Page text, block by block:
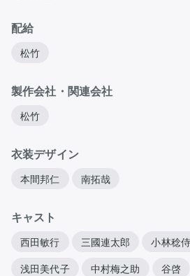
配給
松竹
製作会社・関連会社
松竹
衣装デザイン
本間邦仁 南拓哉
キャスト
西田敏行 三國連太郎 小林稔侍
浅田美代子 中村梅之助 谷啓